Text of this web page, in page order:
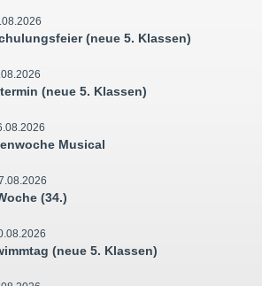
(neue 5. Klassen)
(neue 5. Klassen)
Musical
(34.)
(neue 5. Klassen)